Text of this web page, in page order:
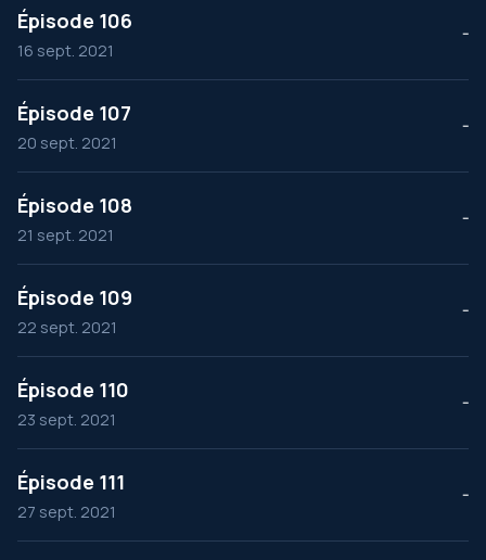
Épisode 106
16 sept. 2021
--
Épisode 107
20 sept. 2021
--
Épisode 108
21 sept. 2021
--
Épisode 109
22 sept. 2021
--
Épisode 110
23 sept. 2021
--
Épisode 111
27 sept. 2021
--